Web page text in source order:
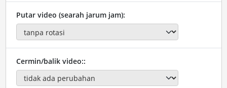
Putar video (searah jarum jam):
Cermin/balik video::